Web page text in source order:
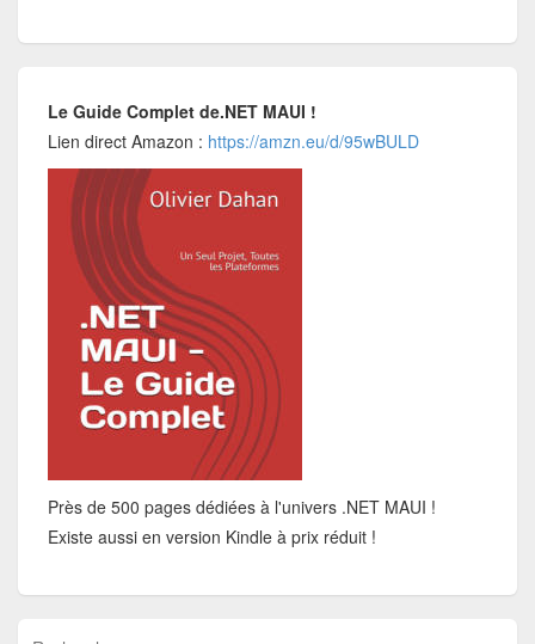
Le Guide Complet de.NET MAUI !
Lien direct Amazon : https://amzn.eu/d/95wBULD
Près de 500 pages dédiées à l'univers .NET MAUI !
Existe aussi en version Kindle à prix réduit !